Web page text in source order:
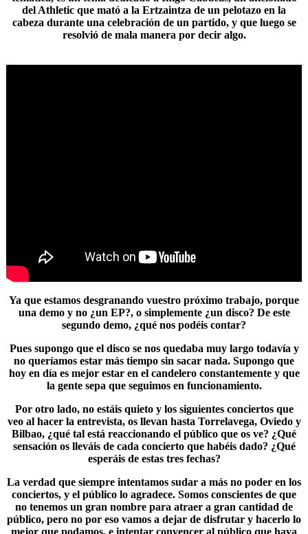
del Athletic que mató a la Ertzaintza de un pelotazo en la
cabeza durante una celebración de un partido, y que luego se
resolvió de mala manera por decir algo.
Ya que estamos desgranando vuestro próximo trabajo, porque
una demo y no ¿un EP?, o simplemente ¿un disco? De este
segundo demo, ¿qué nos podéis contar?
Pues supongo que el disco se nos quedaba muy largo todavía y
no queríamos estar más tiempo sin sacar nada. Supongo que
hoy en día es mejor estar en el candelero constantemente y que
la gente sepa que seguimos en funcionamiento.
Por otro lado, no estáis quieto y los siguientes conciertos que
veo al hacer la entrevista, os llevan hasta Torrelavega, Oviedo y
Bilbao, ¿qué tal está reaccionando el público que os ve? ¿Qué
sensación os lleváis de cada concierto que habéis dado? ¿Qué
esperáis de estas tres fechas?
La verdad que siempre intentamos sudar a más no poder en los
conciertos, y el público lo agradece. Somos conscientes de que
no tenemos un gran nombre para atraer a gran cantidad de
público, pero no por eso vamos a dejar de disfrutar y hacerlo lo
mejor que podamos, e intentar convencer al público que haya